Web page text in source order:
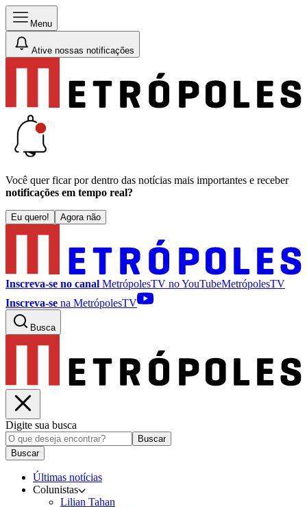
Menu
Ative nossas notificações
Você quer ficar por dentro das notícias mais importantes e receber
notificações em tempo real?
Eu quero! Agora não
Inscreva-se no canal MetrópolesTV noYouTubeMetrópolesTV
Inscreva-se na MetrópolesTV
Busca
Digite sua busca
Buscar
Buscar
Últimas notícias
Colunistas
Lilian Tahan